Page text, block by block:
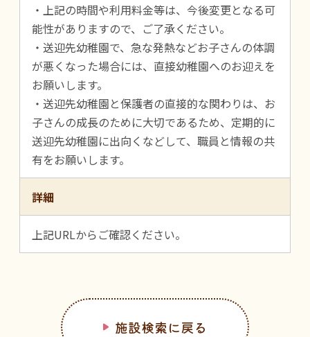
・上記の時間や利用料金等は、今後変更となる可
能性がありますので、ご了承ください。
・送迎先幼稚園で、急な発熱などお子さんの体調
が悪くなった場合には、直接幼稚園へのお迎えを
お願いします。
・送迎先幼稚園と保護者の直接的な関わりは、お
子さんの成長のために大切であるため、定期的に
送迎先幼稚園に出向くなどして、職員と情報の共
有をお願いします。
詳細
上記URLからご確認ください。
施設検索に戻る